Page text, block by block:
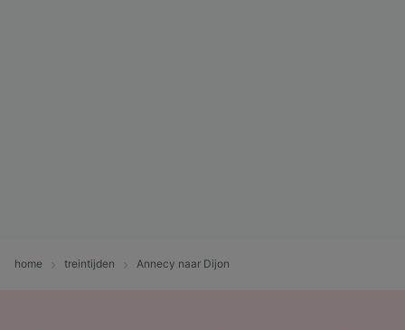
home treintijden Annecy naar Dijon